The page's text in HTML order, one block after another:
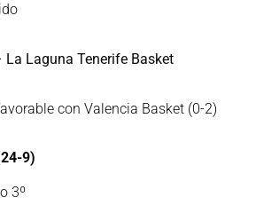
Laguna Tenerife Basket
con Valencia Basket (0-2)
9)
3º